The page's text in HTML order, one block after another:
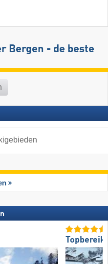
Bergen - de beste